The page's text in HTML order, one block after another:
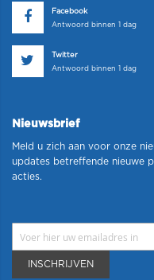
Facebook
Antwoord binnen 1 dag
Twitter
Antwoord binnen 1 dag
Nieuwsbrief
Meld u zich aan voor onze
updates betreffende nieuwe
acties.
INSCHRIJVEN